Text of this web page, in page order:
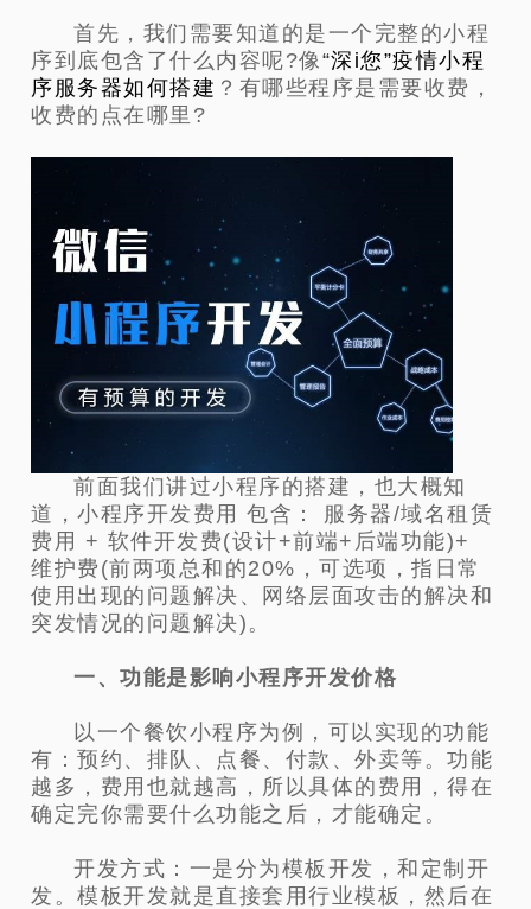
首先，我们需要知道的是一个完整的小程
序到底包含了什么内容呢?像“深i您”疫情小程
序服务器如何搭建 ？有哪些程序是需要收费，
收费的点在哪里?
前面我们讲过小程序的搭建，也大概知
道，小程序开发费用 包含： 服务器/域名租赁
费用 + 软件开发费(设计+前端+后端功能)+
维护费(前两项总和的20%，可选项，指日常
使用出现的问题解决、网络层面攻击的解决和
突发情况的问题解决)。
一、功能是影响小程序开发价格
以一个餐饮小程序为例，可以实现的功能
有：预约、排队、点餐、付款、外卖等。功能
越多，费用也就越高，所以具体的费用，得在
确定完你需要什么功能之后，才能确定。
开发方式：一是分为模板开发，和定制开
发。模板开发就是直接套用行业模板，然后在